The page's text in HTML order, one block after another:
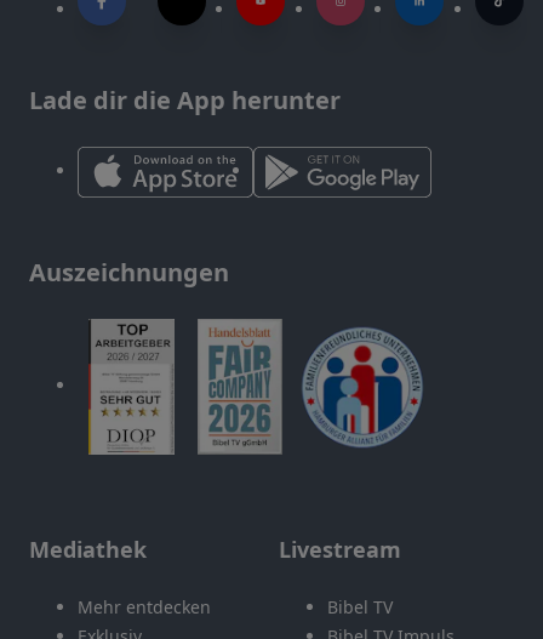
Lade dir die App herunter
Auszeichnungen
Mediathek
Mehr entdecken
Livestream
Bibel TV